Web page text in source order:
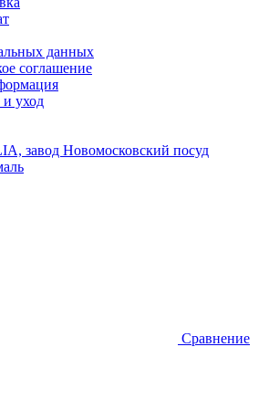
данных
соглашение
и уход
завод Новомосковский посуд
Сравнение